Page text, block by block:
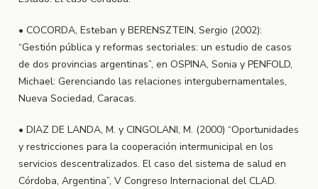
• COCORDA, Esteban y BERENSZTEIN, Sergio (2002):
“Gestión pública y reformas sectoriales: un estudio de casos
de dos provincias argentinas”, en OSPINA, Sonia y PENFOLD,
Michael: Gerenciando las relaciones intergubernamentales,
Nueva Sociedad, Caracas.
• DIAZ DE LANDA, M. y CINGOLANI, M. (2000) “Oportunidades
y restricciones para la cooperación intermunicipal en los
servicios descentralizados. El caso del sistema de salud en
Córdoba, Argentina”, V Congreso Internacional del CLAD.